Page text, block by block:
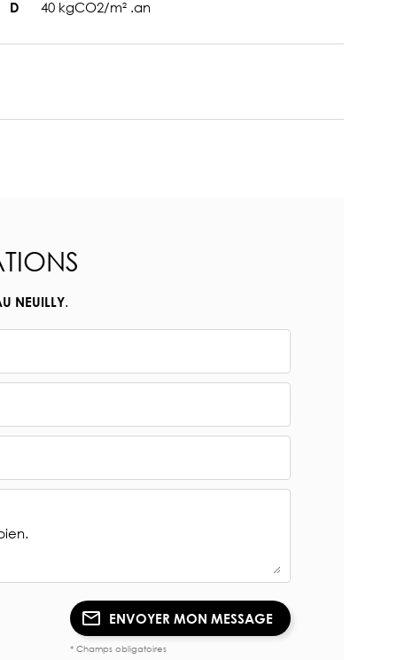
D 40 kgCO2/m² .an
NEUILLY.
ENVOYER MON MESSAGE
* Champs obligatoires